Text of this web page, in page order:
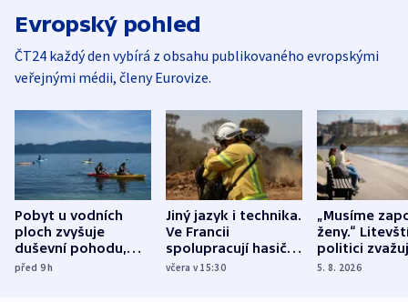
Evropský pohled
ČT24 každý den vybírá z obsahu publikovaného evropskými
veřejnými médii, členy Eurovize.
Pobyt u vodních
ploch zvyšuje
duševní pohodu,
ukázala
před 9h
Jiný jazyk i technika.
Ve Francii
spolupracují hasiči z
různých zemí
včera v 15:30
„Musíme
ženy.“
politici
dohodu o
5. 8. 2026